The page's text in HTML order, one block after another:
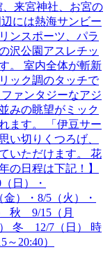
来宮神社、お宮の
には熱海サンビー
ンスポーツ、パラ
沢公園アスレチッ
。 室内全体が斬新
ック調のタッチで
ァンタジーなアジ
みの眺望がミック
ます。 「伊豆サー
い切りくつろげ、
いただけます。 花
の日程は下記！】
日）・
）・8/5（火）・
秋 9/15（月
冬 12/7（日） 時
20:40）